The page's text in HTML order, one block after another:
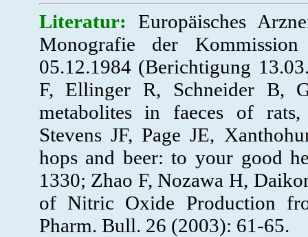
Literatur: Europäisches
Monografie der
05.12.1984 (Berichtigung
F, Ellinger R, Schneider B,
metabolites in faeces of
Stevens JF, Page JE,
hops and beer: to your good
1330; Zhao F, Nozawa H,
of Nitric Oxide Production
Pharm. Bull. 26 (2003): 61-65.